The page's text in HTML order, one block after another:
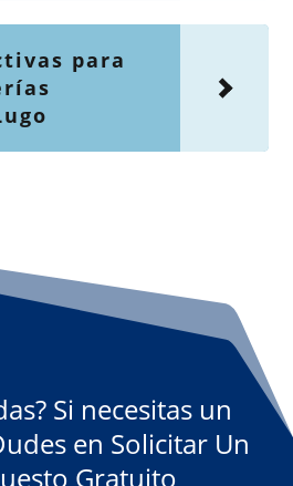
para
Si necesitas un
en Solicitar Un
Gratuito